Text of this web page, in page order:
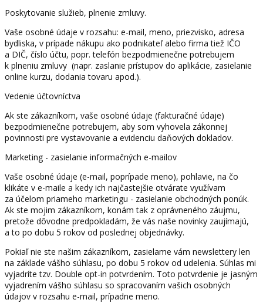
Poskytovanie služieb, plnenie zmluvy.
Vaše osobné údaje v rozsahu: e-mail, meno, priezvisko, adresa
bydliska, v prípade nákupu ako podnikateľ alebo firma tiež IČO
a DIČ, číslo účtu, popr. telefón bezpodmienečne potrebujem
k plneniu zmluvy (napr. zaslanie prístupov do aplikácie, zasielanie
online kurzu, dodania tovaru apod.).
Vedenie účtovníctva
Ak ste zákazníkom, vaše osobné údaje (fakturačné údaje)
bezpodmienečne potrebujem, aby som vyhovela zákonnej
povinnosti pre vystavovanie a evidenciu daňových dokladov.
Marketing - zasielanie informačných e-mailov
Vaše osobné údaje (e-mail, poprípade meno), pohlavie, na čo
klikáte v e-maile a kedy ich najčastejšie otvárate využívam
za účelom priameho marketingu - zasielanie obchodných ponúk.
Ak ste mojim zákazníkom, konám tak z oprávneného záujmu,
pretože dôvodne predpokladám, že vás naše novinky zaujímajú,
a to po dobu 5 rokov od poslednej objednávky.
Pokiaľ nie ste našim zákazníkom, zasielame vám newslettery len
na základe vášho súhlasu, po dobu 5 rokov od udelenia. Súhlas mi
vyjadríte tzv. Double opt-in potvrdením. Toto potvrdenie je jasným
vyjadrením vášho súhlasu so spracovaním vašich osobných
údajov v rozsahu e-mail, prípadne meno.